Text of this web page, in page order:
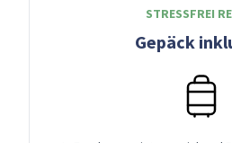
STRESSFREI
Gepäck